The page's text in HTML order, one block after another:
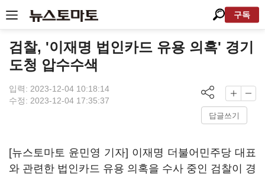
구독
검찰, '이재명 법인카드 유용 의혹' 경기
도청 압수수색
입력: 2023-12-04 10:18:14
수정: 2023-12-04 17:35:37
답글쓰기
[뉴스토마토 윤민영 기자] 이재명 더불어민주당 대표
와 관련한 법인카드 유용 의혹을 수사 중인 검찰이 경